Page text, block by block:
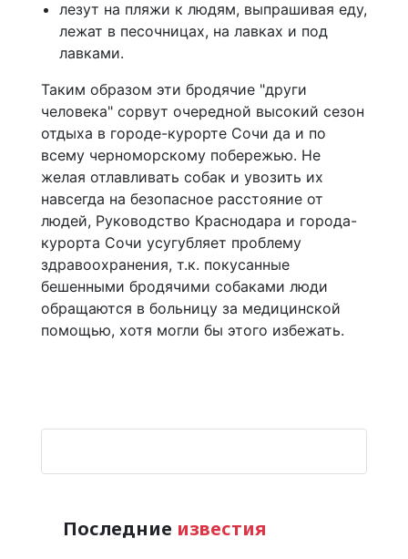
лезут на пляжи к людям, выпрашивая еду,
лежат в песочницах, на лавках и под
лавками.
Таким образом эти бродячие "други
человека" сорвут очередной высокий сезон
отдыха в городе-курорте Сочи да и по
всему черноморскому побережью. Не
желая отлавливать собак и увозить их
навсегда на безопасное расстояние от
людей, Руководство Краснодара и города-
курорта Сочи усугубляет проблему
здравоохранения, т.к. покусанные
бешенными бродячими собаками люди
обращаются в больницу за медицинской
помощью, хотя могли бы этого избежать.
Последние известия